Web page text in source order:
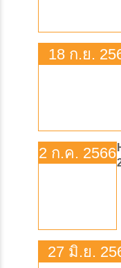
18 ก.ย.
2 ก.ค. 2566
27 มิ.ย.